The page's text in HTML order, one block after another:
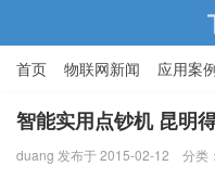
首页 物联网新闻 应用案
智能家居
智能实用点钞机 昆明
duang 发布于 2015-02-12 分类：